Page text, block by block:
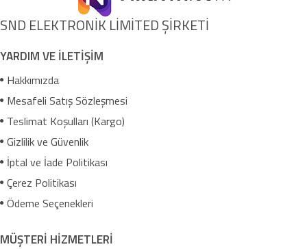
SND ELEKTRONİK LİMİTED ŞİRKETİ
YARDIM VE İLETİŞİM
Hakkımızda
Mesafeli Satış Sözleşmesi
Teslimat Koşulları (Kargo)
Gizlilik ve Güvenlik
İptal ve İade Politikası
Çerez Politikası
Ödeme Seçenekleri
MÜŞTERİ HİZMETLERİ